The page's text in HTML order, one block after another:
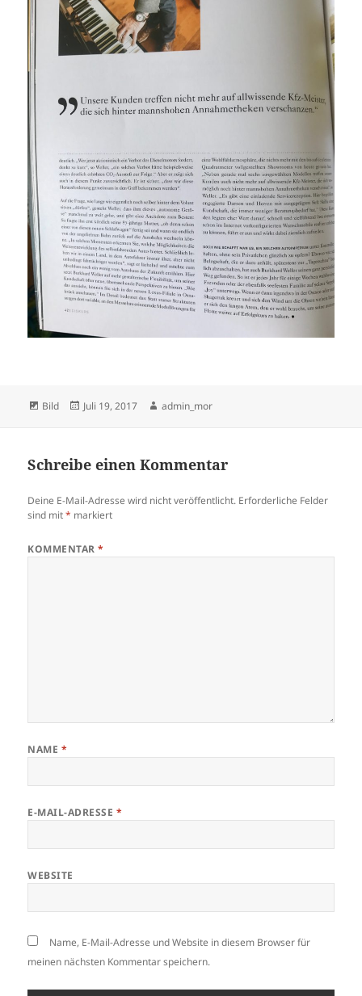
Format
Bild
Veröffentlicht
Juli 19, 2017 Autor
admin_mor
Schreibe einen Kommentar
Deine E-Mail-Adresse wird nicht veröffentlicht. Erforderliche Felder
sind mit* markiert
KOMMENTAR*
NAME *
E-MAIL-ADRESSE *
WEBSITE
Name, E-Mail-Adresse und Website in diesem Browser für
meinen nächsten Kommentar speichern.